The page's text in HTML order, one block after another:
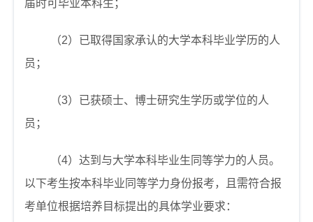
届时可毕业本科生；
（2）已取得国家承认的大学本科毕业学历的人
员；
（3）已获硕士、博士研究生学历或学位的人
员；
（4）达到与大学本科毕业生同等学力的人员。
以下考生按本科毕业同等学力身份报考，且需符合报
考单位根据培养目标提出的具体学业要求：